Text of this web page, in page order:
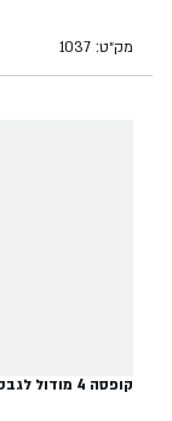
מק״ט: 1037
קופסה 4 מודול לגבס + מחיצות